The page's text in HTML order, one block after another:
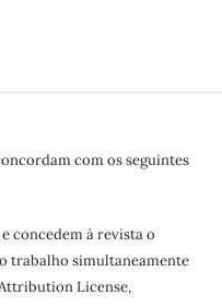
com os seguintes
concedem à revista o
trabalho simultaneamente
License,